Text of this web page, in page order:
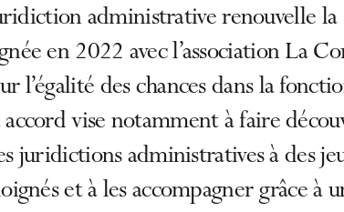
administrative renouvelle la
en 2022 avec l’association La
l’égalité des chances dans la
vise notamment à faire
juridictions administratives à des
et à les accompagner grâce à